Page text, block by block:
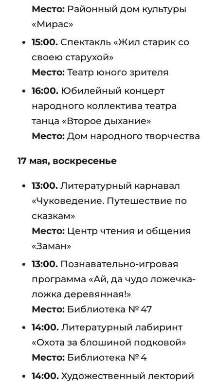
Место:Районный дом культуры
«Мирас»
15:00.Спектакль «Жил старик со
своею старухой»
Место:Театр юного зрителя
16:00.Юбилейный концерт
народного коллектива театра
танца «Второе дыхание»
Место:Дом народного творчества
17 мая, воскресенье
13:00.Литературный карнавал
«Чуковедение. Путешествие по
сказкам»
Место:Центр чтения и общения
«Заман»
13:00.Познавательно-игровая
программа «Ай, да чудо ложечка-
ложка деревянная!»
Место:Библиотека № 47
14:00.Литературный лабиринт
«Охота за блошиной подковой»
Место:Библиотека № 4
14:00.Художественный лекторий